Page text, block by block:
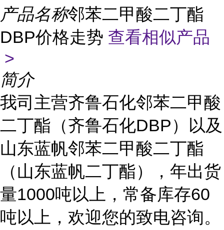
产品名称邻苯二甲酸二丁酯
DBP价格走势 查看相似产品
>
简介
我司主营齐鲁石化邻苯二甲酸
二丁酯（齐鲁石化DBP）以及
山东蓝帆邻苯二甲酸二丁酯
（山东蓝帆二丁酯），年出货
量1000吨以上，常备库存60
吨以上，欢迎您的致电咨询。